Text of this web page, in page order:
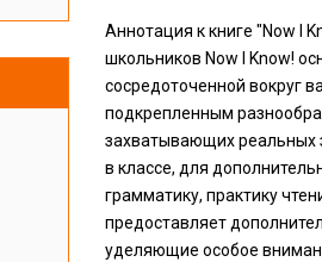
Аннотация к книге "Now I
школьников Now I Know!
сосредоточенной вокруг
подкрепленным
захватывающих реальных
в классе, для
грамматику, практику
предоставляет
уделяющие особое